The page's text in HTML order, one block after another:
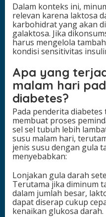
Dalam konteks ini,
relevan karena laktosa
karbohidrat yang akan
galaktosa. Jika
harus mengelola
kondisi sensitivitas
Apa yang
malam hari
diabetes?
Pada penderita
membuat proses
sel sel tubuh lebih
susu malam hari,
jenis susu dengan gula
menyebabkan:
Lonjakan gula darah
Terutama jika diminum
dalam jumlah besar,
dapat diserap cukup
kenaikan glukosa darah.